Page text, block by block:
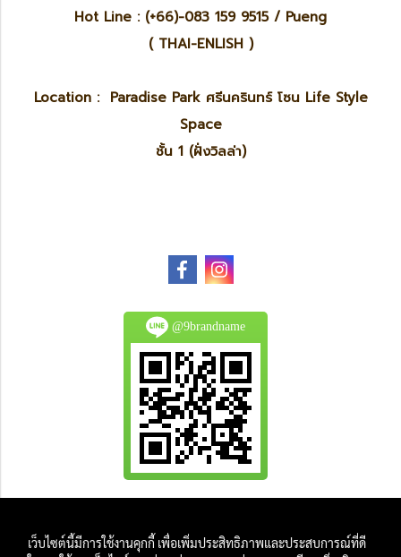
Hot Line : (+66)-083 159 9515 / Pueng
( THAI-ENLISH )
Location : Paradise Park ศรีนครินทร์ โซน Life Style
Space
ชั้น 1 (ฝั่งวิลล่า)
@9brandname
And
เว็บไซต์นี้มีการใช้งานคุกกี้ เพื่อเพิ่มประสิทธิภาพและประสบการณ์ที่ดี